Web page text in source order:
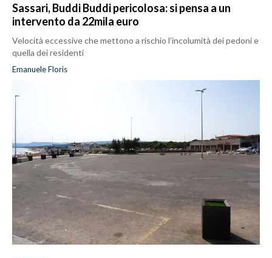
Sassari, Buddi Buddi pericolosa: si pensa a un
intervento da 22mila euro
Velocità eccessive che mettono a rischio l’incolumità dei pedoni e
quella dei residenti
Emanuele Floris